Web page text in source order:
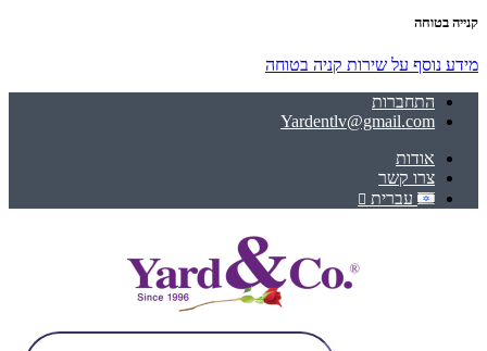
קנייה בטוחה
מידע נוסף על שירות קניה בטוחה
התחברות
Yardentlv@gmail.com
אודות
צרו קשר
עברית